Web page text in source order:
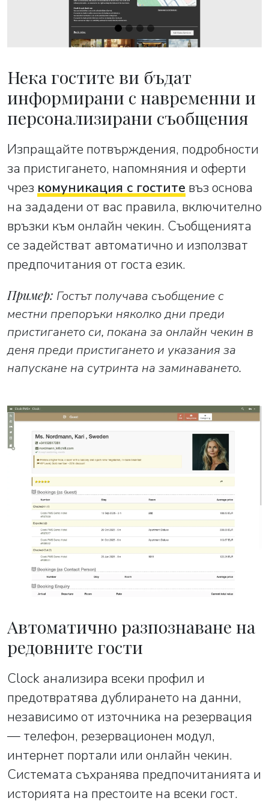
Нека гостите ви бъдат
информирани с навременни и
персонализирани съобщения
Изпращайте потвърждения, подробности
за пристигането, напомняния и оферти
чрез комуникация с гостите въз основа
на зададени от вас правила, включително
връзки към онлайн чекин. Съобщенията
се задействат автоматично и използват
предпочитания от госта език.
Пример: Гостът получава съобщение с
местни препоръки няколко дни преди
пристигането си, покана за онлайн чекин в
деня преди пристигането и указания за
напускане на сутринта на заминаването.
Автоматично разпознаване на
редовните гости
Clock анализира всеки профил и
предотвратява дублирането на данни,
независимо от източника на резервация
— телефон, резервационен модул,
интернет портали или онлайн чекин.
Системата съхранява предпочитанията и
историята на престоите на всеки гост.